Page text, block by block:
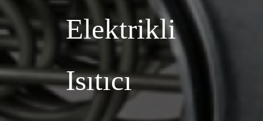
Elektrikli
Isıtıcı